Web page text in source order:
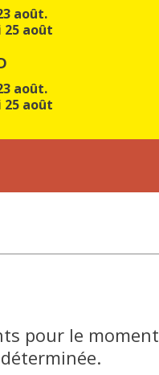
août.
août
août.
août
pour le moment